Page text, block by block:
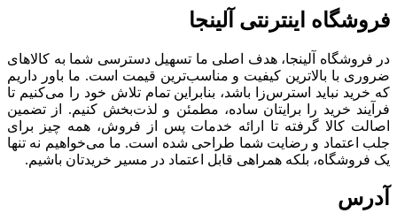
فروشگاه‌ اینترنتی‌ آلینجا
در فروشگاه آلینجا، هدف اصلی ما تسهیل دسترسی شما به کالاهای
ضروری با بالاترین کیفیت و مناسب‌ترین قیمت است. ما باور داریم
که خرید نباید استرس‌زا باشد، بنابراین تمام تلاش خود را می‌کنیم تا
فرآیند خرید را برایتان ساده، مطمئن و لذت‌بخش کنیم. از تضمین
اصالت کالا گرفته تا ارائه خدمات پس از فروش، همه چیز برای
جلب اعتماد و رضایت شما طراحی شده است. ما می‌خواهیم نه تنها
یک فروشگاه، بلکه همراهی قابل اعتماد در مسیر خریدتان باشیم.
آدرس